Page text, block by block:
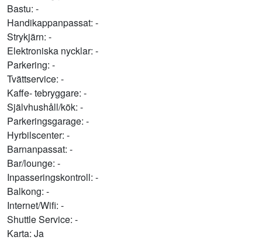
Bastu: -
Handikappanpassat: -
Strykjärn: -
Elektroniska nycklar: -
Parkering: -
Tvättservice: -
Kaffe- tebryggare: -
Självhushåll/kök: -
Parkeringsgarage: -
Hyrbilscenter: -
Barnanpassat: -
Bar/lounge: -
Inpasseringskontroll: -
Balkong: -
Internet/Wifi: -
Shuttle Service: -
Karta: Ja